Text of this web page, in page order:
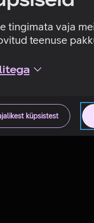
tingimata vaja
teenuse
küpsistest